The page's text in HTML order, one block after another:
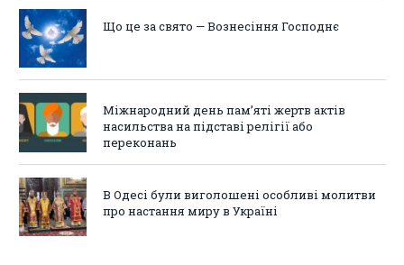
Що це за свято — Вознесіння Господнє
Міжнародний день пам’яті жертв актів
насильства на підставі релігії або
переконань
В Одесі були виголошені особливі молитви
про настання миру в Україні